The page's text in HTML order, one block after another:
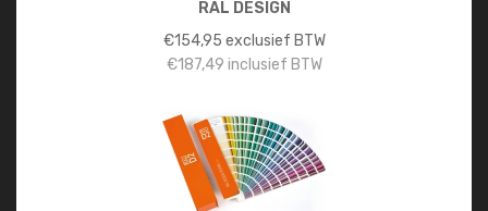
RAL DESIGN
€154,95 exclusief BTW
€187,49 inclusief BTW